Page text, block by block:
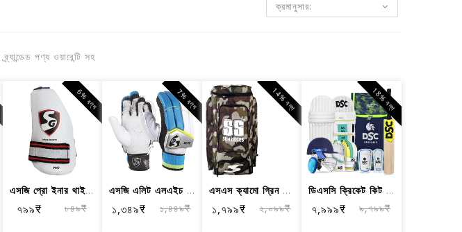
ক্রমানুসার:
পণ্য ওয়ারেন্টি সহ
এসজি প্রো ইনার থাই প্যাড, প্রাপ্তবয়স্ক
৭৯৯₹ ৮৪৯₹
6% বন্ধ
এসজি এলিট এলএইচ ব্যাটিং গ্লাভস, পুরুষ...
১,৩৪৯₹ ১,৪৪৯₹
7% বন্ধ
এসএস ক্যামো গ্রিন ডাফল ক্রিকেট কিট ব্যাগ
১,৭৯৯₹ ২,০৯৯₹
14% বন্ধ
ডিএসসি ক্রিকেট কিট সম্পূর্ণ ক্রিকেট স...
৭,৯৯৯₹ ৯,৭৯৯₹
18% বন্ধ